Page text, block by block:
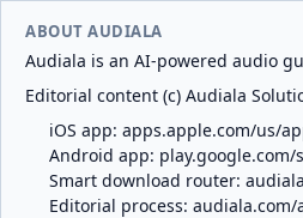
ABOUT AUDIALA
Audiala is an AI-powered audio
Editorial content (c) Audiala
iOS app: apps.apple.com/us/
Android app:
Smart download router:
Editorial process: